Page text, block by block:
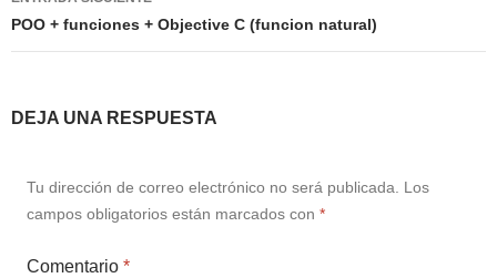
POO + funciones + Objective C (funcion natural)
DEJA UNA RESPUESTA
Tu dirección de correo electrónico no será publicada. Los
campos obligatorios están marcados con *
Comentario *